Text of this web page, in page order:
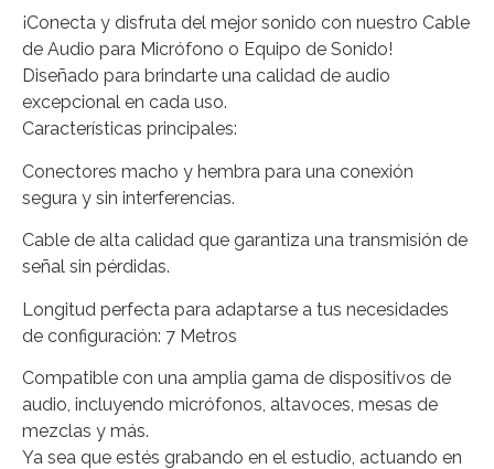
¡Conecta y disfruta del mejor sonido con nuestro Cable
de Audio para Micrófono o Equipo de Sonido!
Diseñado para brindarte una calidad de audio
excepcional en cada uso.
Características principales:
Conectores macho y hembra para una conexión
segura y sin interferencias.
Cable de alta calidad que garantiza una transmisión de
señal sin pérdidas.
Longitud perfecta para adaptarse a tus necesidades
de configuración: 7 Metros
Compatible con una amplia gama de dispositivos de
audio, incluyendo micrófonos, altavoces, mesas de
mezclas y más.
Ya sea que estés grabando en el estudio, actuando en